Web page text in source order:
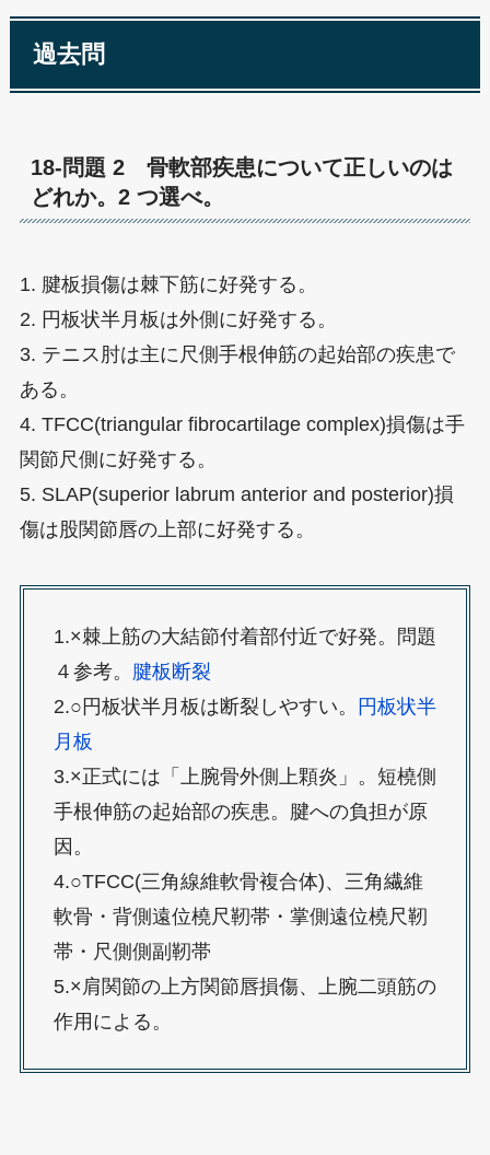
過去問
18-問題 2 骨軟部疾患について正しいのは
どれか。2 つ選べ。
1. 腱板損傷は棘下筋に好発する。
2. 円板状半月板は外側に好発する。
3. テニス肘は主に尺側手根伸筋の起始部の疾患で
ある。
4. TFCC(triangular fibrocartilage complex)損傷は手
関節尺側に好発する。
5. SLAP(superior labrum anterior and posterior)損
傷は股関節唇の上部に好発する。
1.×棘上筋の大結節付着部付近で好発。問題
４参考。 腱板断裂
2.○円板状半月板は断裂しやすい。
円板状半
月板
3.×正式には「上腕骨外側上顆炎」。短橈側
手根伸筋の起始部の疾患。腱への負担が原
因。
4.○TFCC(三角線維軟骨複合体)、三角繊維
軟骨・背側遠位橈尺靭帯・掌側遠位橈尺靭
帯・尺側側副靭帯
5.×肩関節の上方関節唇損傷、上腕二頭筋の
作用による。